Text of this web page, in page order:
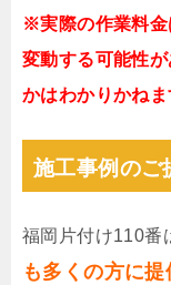
※実際の作業料金
変動する可能性
かはわかりかねま
施工事例のご
福岡片付け110番
も多くの方に提